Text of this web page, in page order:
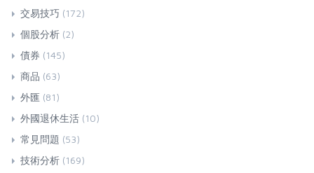
交易技巧 (172)
個股分析 (2)
債券 (145)
商品 (63)
外匯 (81)
外國退休生活 (10)
常見問題 (53)
技術分析 (169)